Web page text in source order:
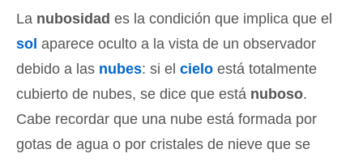
La nubosidad es la condición que implica que el
sol aparece oculto a la vista de un observador
debido a las nubes: si el cielo está totalmente
cubierto de nubes, se dice que está nuboso.
Cabe recordar que una nube está formada por
gotas de agua o por cristales de nieve que se